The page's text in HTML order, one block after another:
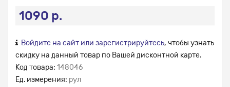
1090 р.
Войдите на сайт или зарегистрируйтесь, чтобы узнать
скидку на данный товар по Вашей дисконтной карте.
Код товара: 148046
Ед. измерения: рул